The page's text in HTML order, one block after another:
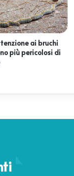
ai bruchi
più pericolosi di